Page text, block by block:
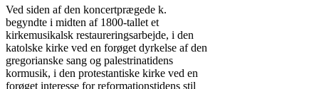
Ved siden af den koncertprægede k.
begyndte i midten af 1800-tallet et
kirkemusikalsk restaureringsarbejde, i den
katolske kirke ved en forøget dyrkelse af den
gregorianske sang og palestrinatidens
kormusik, i den protestantiske kirke ved en
forøget interesse for reformationstidens stil